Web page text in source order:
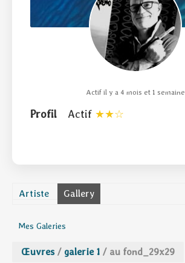
Actif il y a 4 mois et 1 semaine
Profil Actif
Artiste Gallery
Mes Galeries
Œuvres / galerie 1 / au fond_29x29